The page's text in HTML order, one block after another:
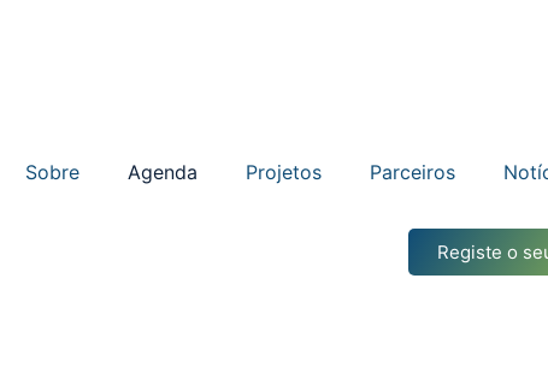
Sobre Agenda Projetos Parceiros
Registe o